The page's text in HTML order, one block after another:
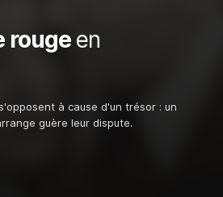
rougeen
à cause d'un trésor : un
guère leur dispute.